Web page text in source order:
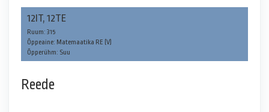
12IT, 12TE
Ruum: 315
Õppeaine: Matemaatika RE (V)
Õpperühm: Suu
Reede